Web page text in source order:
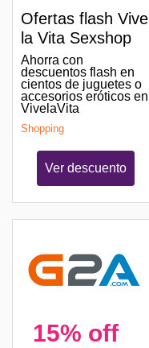
Ofertas flash Vive
la Vita Sexshop
Ahorra con
descuentos flash en
cientos de juguetes o
accesorios eróticos en
VivelaVita
Shopping
Ver descuento
15% off